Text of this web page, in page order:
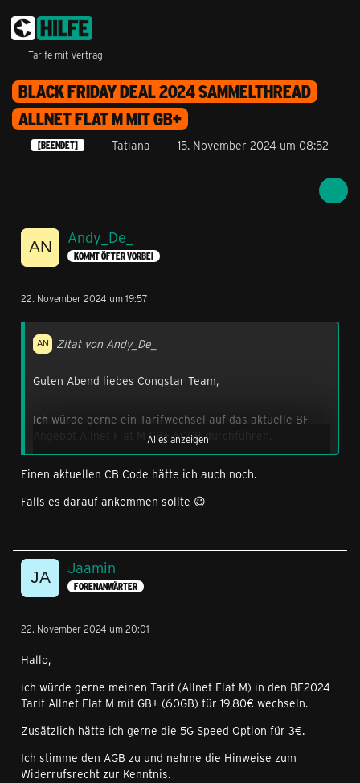
Tarife mit Vertrag
BLACK FRIDAY DEAL 2024 SAMMELTHREAD
ALLNET FLAT M MIT GB+
[BEENDET] Tatiana 15. November 2024 um 08:52
Andy_De_
KOMMT ÖFTER VORBEI
22. November 2024 um 19:57
Zitat von Andy_De_
Guten Abend liebes Congstar Team,
Ich würde gerne ein Tarifwechsel auf das aktuelle BF
Angebot Allnet Flat M GB+ 60GB durchführen.
Leider wird bei mir in der App der Preis für das BF 60GB
Kann ich für den gleichen Preis das aktuelle BF Angebot
bekommen?
Mein aktueller Tarif habe ich an BF 2022 abgeschlossen.
Vielen Dank im Voraus.
Gruß Andy
Alles anzeigen
Einen aktuellen CB Code hätte ich auch noch.
Falls es darauf ankommen sollte 😃
Jaamin
FORENANWÄRTER
22. November 2024 um 20:01
Hallo,
ich würde gerne meinen Tarif (Allnet Flat M) in den BF2024
Tarif Allnet Flat M mit GB+ (60GB) für 19,80€ wechseln.
Zusätzlich hätte ich gerne die 5G Speed Option für 3€.
Ich stimme den AGB zu und nehme die Hinweise zum
Widerrufsrecht zur Kenntnis.